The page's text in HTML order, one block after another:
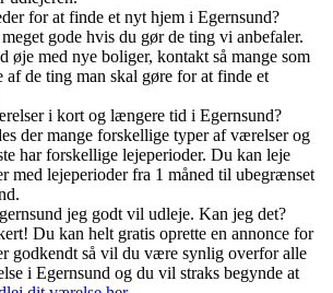
for at finde et nyt hjem i Egernsund?
gode hvis du gør de ting vi anbefaler.
med nye boliger, kontakt så mange som
de ting man skal gøre for at finde et
i kort og længere tid i Egernsund?
der mange forskellige typer af værelser og
har forskellige lejeperioder. Du kan leje
med lejeperioder fra 1 måned til ubegrænset
jeg godt vil udleje. Kan jeg det?
Du kan helt gratis oprette en annonce for
godkendt så vil du være synlig overfor alle
i Egernsund og du vil straks begynde at